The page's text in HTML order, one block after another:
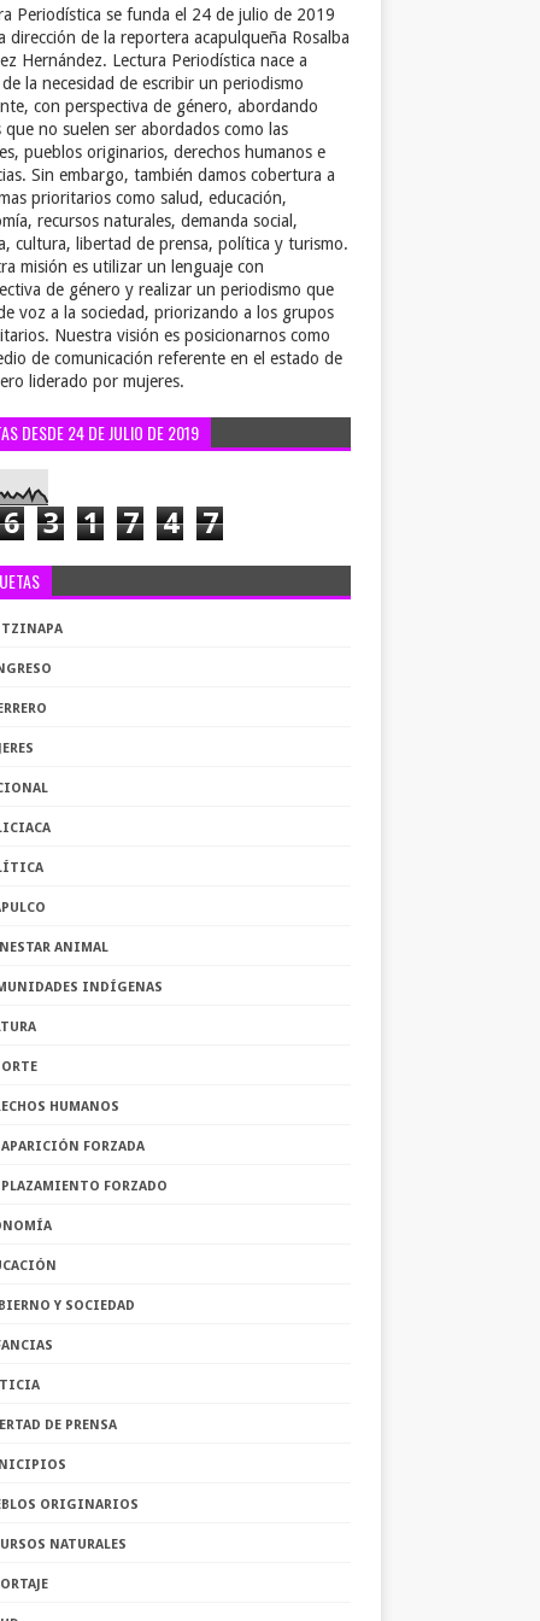
Periodística se funda el 24 de julio de 2019
dirección de la reportera acapulqueña Rosalba
Hernández. Lectura Periodística nace a
la necesidad de escribir un periodismo
con perspectiva de género, abordando
que no suelen ser abordados como las
pueblos originarios, derechos humanos e
Sin embargo, también damos cobertura a
prioritarios como salud, educación,
recursos naturales, demanda social,
cultura, libertad de prensa, política y turismo.
misión es utilizar un lenguaje con
de género y realizar un periodismo que
voz a la sociedad, priorizando a los grupos
Nuestra visión es posicionarnos como
de comunicación referente en el estado de
liderado por mujeres.
DESDE 24 DE JULIO DE 2019
6 3 1 7 4 7
ANIMAL
INDÍGENAS
HUMANOS
FORZADA
FORZADO
Y SOCIEDAD
DE PRENSA
ORIGINARIOS
NATURALES